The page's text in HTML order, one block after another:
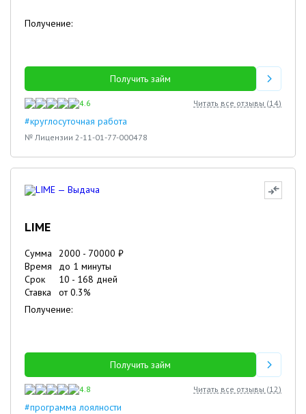
Получение:
Получить займ
4.6 Читать все отзывы (14)
#круглосуточная работа
№ Лицензии 2-11-01-77-000478
LIME
Сумма 2000 - 70000 ₽
Время
до 1 минуты
Срок
10 - 168 дней
Ставка
от0.3%
Получение:
Получить займ
4.8 Читать все отзывы (12)
#программа лоялности